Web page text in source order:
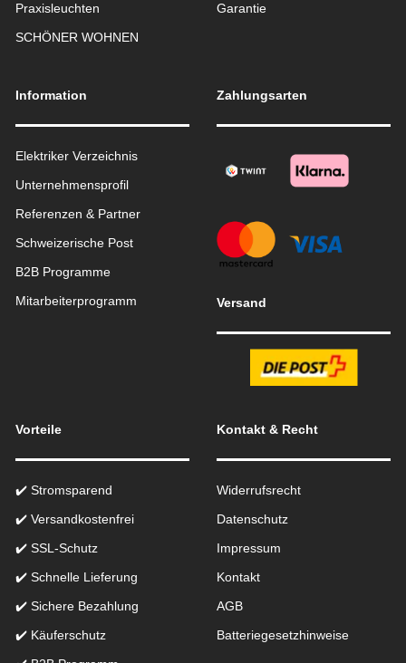
Praxisleuchten
SCHÖNER WOHNEN
Garantie
Information
Elektriker Verzeichnis
Unternehmensprofil
Referenzen & Partner
Schweizerische Post
B2B Programme
Mitarbeiterprogramm
Zahlungsarten
Versand
Vorteile
✔️ Stromsparend
✔️ Versandkostenfrei
✔️ SSL-Schutz
✔️ Schnelle Lieferung
✔️ Sichere Bezahlung
✔️ Käuferschutz
Kontakt & Recht
Widerrufsrecht
Datenschutz
Impressum
Kontakt
AGB
Batteriegesetzhinweise